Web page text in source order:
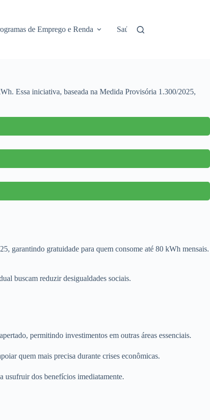
de Emprego e Renda Saúde e Assistência
Essa iniciativa, baseada na Medida Provisória 1.300/2025,
garantindo gratuidade para quem consome até 80 kWh mensais.
buscam reduzir desigualdades sociais.
permitindo investimentos em outras áreas essenciais.
quem mais precisa durante crises econômicas.
usufruir dos benefícios imediatamente.